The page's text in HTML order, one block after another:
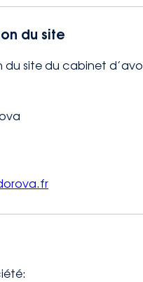
du site
site du cabinet